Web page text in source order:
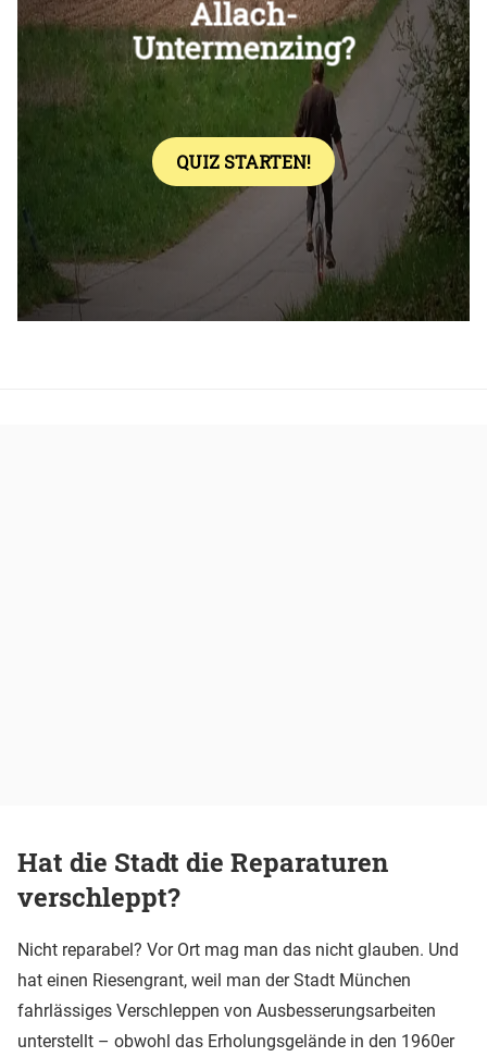
Überspringen
Hat die Stadt die Reparaturen
verschleppt?
Nicht reparabel? Vor Ort mag man das nicht glauben. Und
hat einen Riesengrant, weil man der Stadt München
fahrlässiges Verschleppen von Ausbesserungsarbeiten
unterstellt – obwohl das Erholungsgelände in den 1960er